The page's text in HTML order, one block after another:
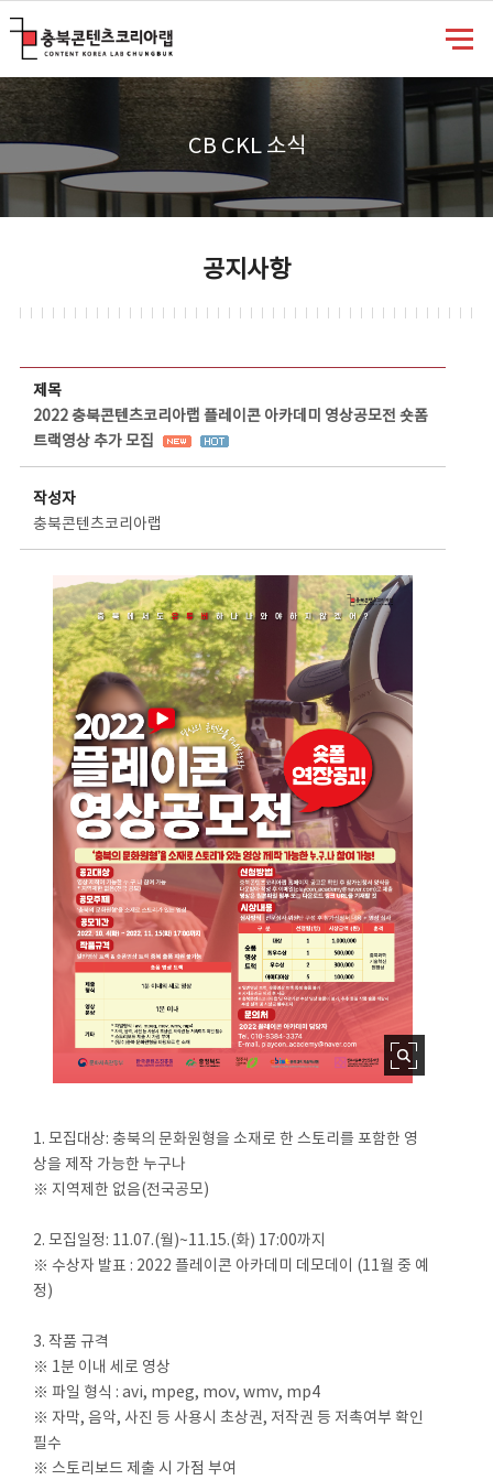
CB CKL 소식
공지사항
제목
2022 충북콘텐츠코리아랩 플레이콘 아카데미 영상공모전 숏폼
트랙영상 추가 모집
작성자
충북콘텐츠코리아랩
1. 모집대상: 충북의 문화원형을 소재로 한 스토리를 포함한 영
상을 제작 가능한 누구나
※ 지역제한 없음(전국공모)
2. 모집일정: 11.07.(월)~11.15.(화) 17:00까지
※ 수상자 발표 : 2022 플레이콘 아카데미 데모데이 (11월 중 예
정)
3. 작품 규격
※ 1분 이내 세로 영상
※ 파일 형식 : avi, mpeg, mov, wmv, mp4
※ 자막, 음악, 사진 등 사용시 초상권, 저작권 등 저촉여부 확인
필수
※ 스토리보드 제출 시 가점 부여